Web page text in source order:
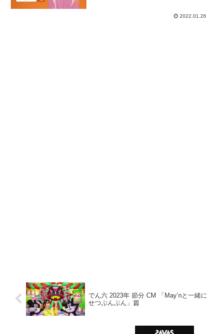
2022.01.26
でん六 2023年 節分 CM 「May’nと一緒に
せつぶんぶん」篇